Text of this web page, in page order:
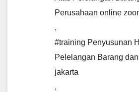
Perusahaan online
,
#training Penyusunan
Pelelangan Barang
jakarta
,